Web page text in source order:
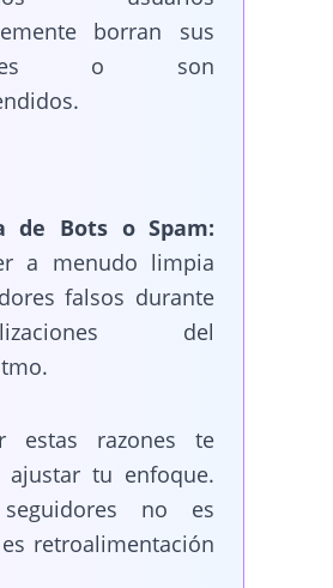
borran sus
o son
de Bots o Spam:
a menudo limpia
falsos durante
del
estas razones te
ajustar tu enfoque.
no es
retroalimentación